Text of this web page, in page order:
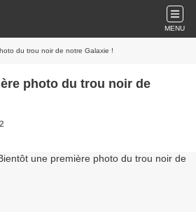
MENU
du trou noir de notre Galaxie !
photo du trou noir de